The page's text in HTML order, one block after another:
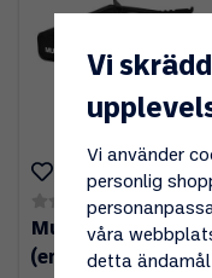
(0)
Mustang Gasspis
(engångsflaskor)
Vi
Vi använder
personlig
våra
detta